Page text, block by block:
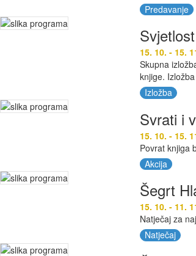
Predavanje
15. 10. - 15.
Skupna
knjige.
Izložba
Svrati i
15. 10. - 15.
Povrat knjiga
Akcija
Šegrt
15. 10. - 11.
Natječaj za
Natječaj